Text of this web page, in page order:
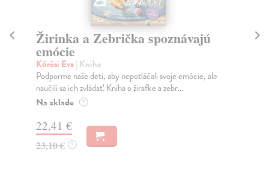
Žirinka a Zebrička spoznávajú
emócie
Kőrösi Eva| Kniha
Podporme naše deti, aby nepotláčali svoje emócie, ale
naučili sa ich zvládať. Kniha o žirafke a zebr...
Na sklade ?
22,41 €
23,10 € ?